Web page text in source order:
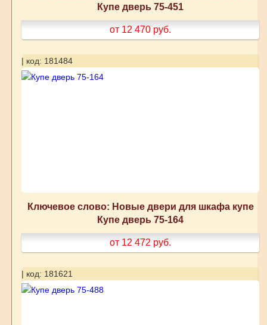
Купе дверь 75-451
от 12 470 руб.
| код: 181484
Ключевое слово: Новые двери для шкафа купе
Купе дверь 75-164
от 12 472 руб.
| код: 181621